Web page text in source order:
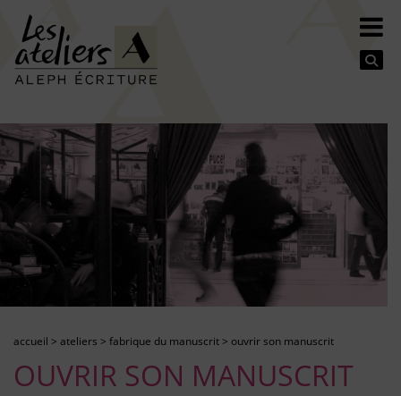
accueil > ateliers > fabrique du manuscrit> ouvrir son manuscrit
OUVRIR SON MANUSCRIT